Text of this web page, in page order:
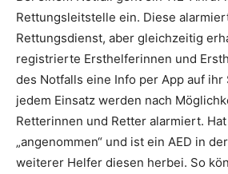
Rettungsleitstelle ein. Diese
Rettungsdienst, aber gleichzeitig
registrierte Ersthelferinnen und
des Notfalls eine Info per App auf ihr
jedem Einsatz werden nach
Retterinnen und Retter alarmiert.
„angenommen“ und ist ein AED in
weiterer Helfer diesen herbei. So